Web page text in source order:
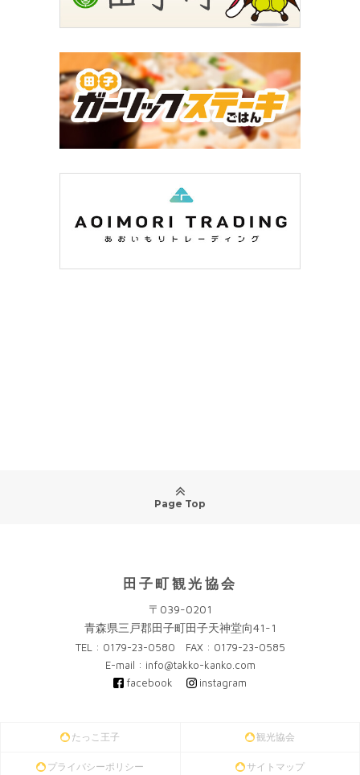
Page Top
田子町観光協会
〒039-0201
青森県三戸郡田子町田子天神堂向41-1
TEL : 0179-23-0580 FAX : 0179-23-0585
E-mail : info@takko-kanko.com
facebook
instagram
たっこ王子 観光協会
プライバシーポリシー サイトマップ